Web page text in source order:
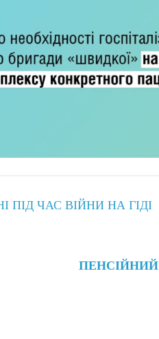
ЧАС ВІЙНИ НА ГІДІ
ПЕНСІЙНИЙ